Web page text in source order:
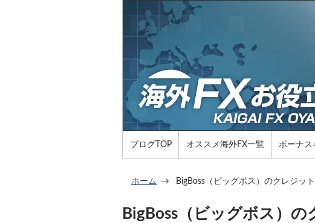
ブログTOP オススメ海外FX一覧 ボーナス
ホーム BigBoss（ビッグボス）のクレジッ
BigBoss（ビッグボス）